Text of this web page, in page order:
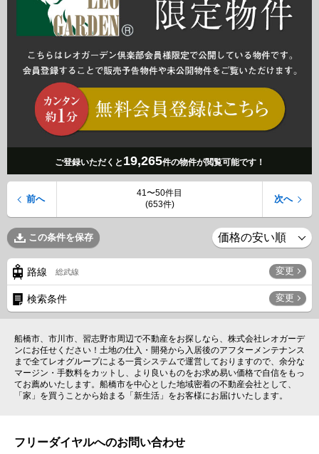
ご登録いただくと 19,265件の物件が閲覧可能です！
41〜50件目
(653件)
前へ 次へ
この条件を保存
路線 総武線 変更
検索条件 変更
船橋市、市川市、習志野市周辺で不動産をお探しなら、株式会社レオガーデ
ンにお任せください！土地の仕入・開発から入居後のアフターメンテナンス
まで全てレオグループによる一貫システムで運営しておりますので、余分な
マージン・手数料をカットし、より良いものをお求め易い価格で自信をもっ
てお薦めいたします。船橋市を中心とした地域密着の不動産会社として、
「家」を買うことから始まる「新生活」をお客様にお届けいたします。
フリーダイヤルへのお問い合わせ